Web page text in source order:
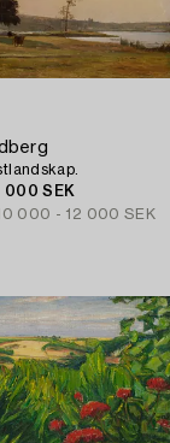
000 SEK
000 - 12 000 SEK